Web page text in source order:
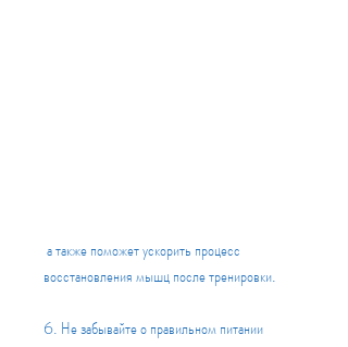
восстановления мышц после тренировки.
6. Не забывайте о правильном питании